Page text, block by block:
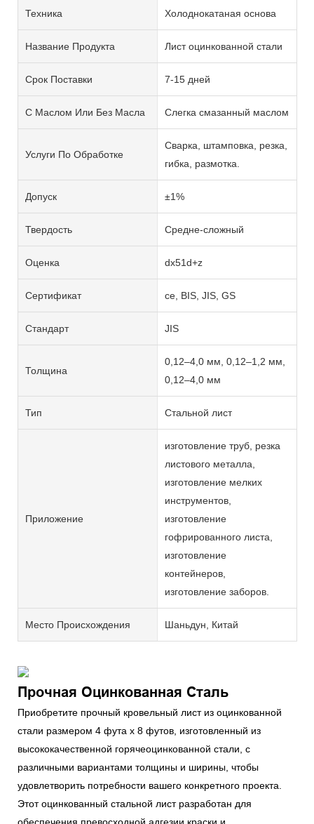
Техника Холоднокатаная основа
Название Продукта Лист оцинкованной стали
Срок Поставки 7-15 дней
С Маслом Или Без Масла Слегка смазанный маслом
Услуги По Обработке
Сварка, штамповка, резка,
гибка, размотка.
Допуск ±1%
Твердость Средне-сложный
Оценка dx51d+z
Сертификат ce, BIS, JIS, GS
Стандарт JIS
Толщина
0,12–4,0 мм, 0,12–1,2 мм,
0,12–4,0 мм
Тип Стальной лист
Приложение
изготовление труб, резка
листового металла,
изготовление мелких
инструментов,
изготовление
гофрированного листа,
изготовление
контейнеров,
изготовление заборов.
Место Происхождения Шаньдун, Китай
Прочная Оцинкованная Сталь
Приобретите прочный кровельный лист из оцинкованной
стали размером 4 фута x 8 футов, изготовленный из
высококачественной горячеоцинкованной стали, с
различными вариантами толщины и ширины, чтобы
удовлетворить потребности вашего конкретного проекта.
Этот оцинкованный стальной лист разработан для